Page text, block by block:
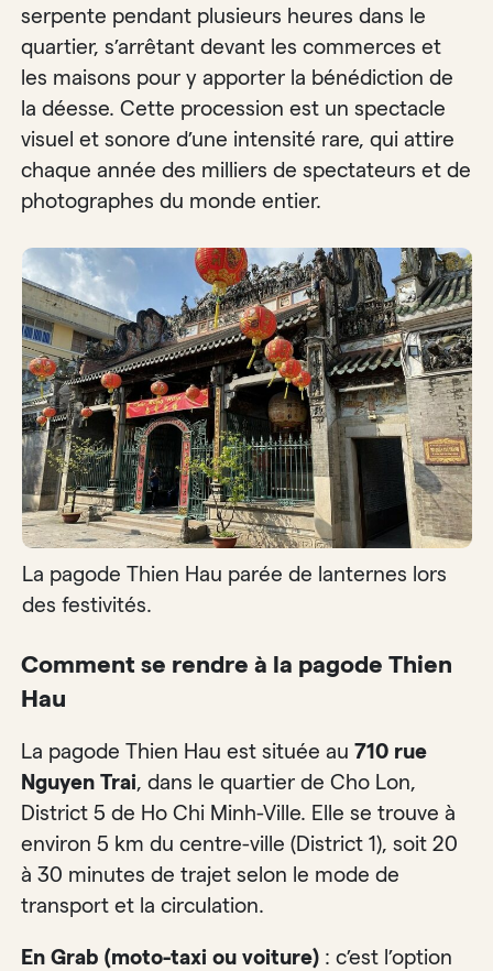
serpente pendant plusieurs heures dans le
quartier, s’arrêtant devant les commerces et
les maisons pour y apporter la bénédiction de
la déesse. Cette procession est un spectacle
visuel et sonore d’une intensité rare, qui attire
chaque année des milliers de spectateurs et de
photographes du monde entier.
La pagode Thien Hau parée de lanternes lors
des festivités.
Comment se rendre à la pagode Thien
Hau
La pagode Thien Hau est située au710 rue
Nguyen Trai, dans le quartier de Cho Lon,
District 5 de Ho Chi Minh-Ville. Elle se trouve à
environ 5 km du centre-ville (District 1), soit 20
à 30 minutes de trajet selon le mode de
transport et la circulation.
En Grab (moto-taxi ou voiture) : c’est l’option